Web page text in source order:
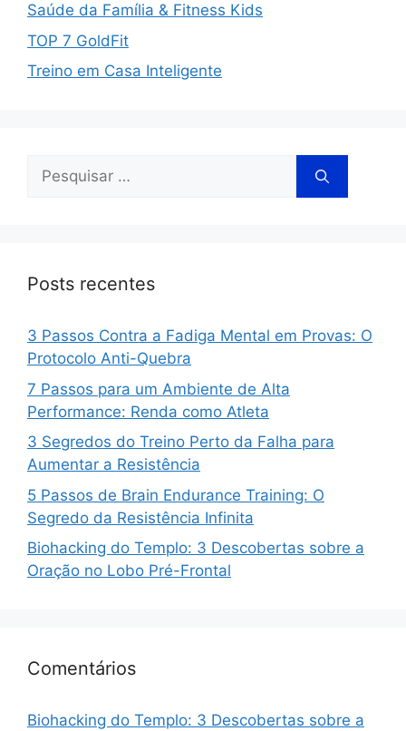
Saúde da Família & Fitness Kids
TOP 7 GoldFit
Treino em Casa Inteligente
Posts recentes
3 Passos Contra a Fadiga Mental em Provas: O
Protocolo Anti-Quebra
7 Passos para um Ambiente de Alta
Performance: Renda como Atleta
3 Segredos do Treino Perto da Falha para
Aumentar a Resistência
5 Passos de Brain Endurance Training: O
Segredo da Resistência Infinita
Biohacking do Templo: 3 Descobertas sobre a
Oração no Lobo Pré-Frontal
Comentários
Biohacking do Templo: 3 Descobertas sobre a